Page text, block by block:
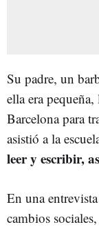
Su padre, un
ella era
Barcelona para
asistió a la
leer y escribir,
En una
cambios